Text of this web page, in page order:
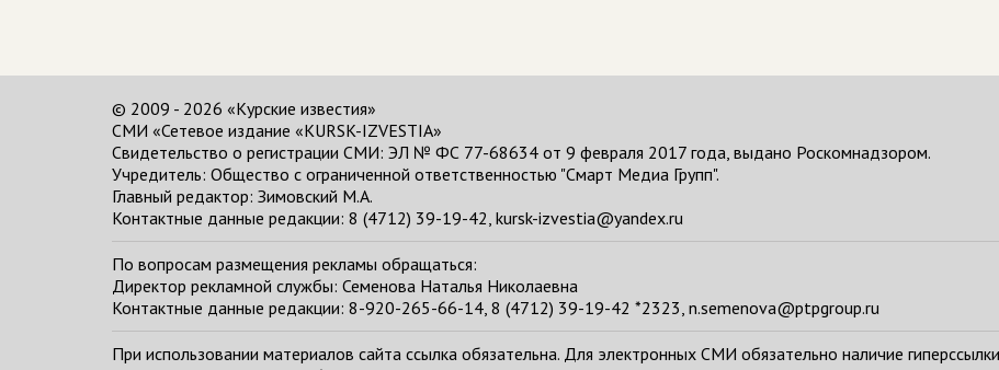
© 2009 - 2026 «Курские известия»
СМИ «Сетевое издание «KURSK-IZVESTIA»
Свидетельство о регистрации СМИ: ЭЛ № ФС 77-68634 от 9 февраля 2017 года, выдано Роскомнадзором.
Учредитель: Общество с ограниченной ответственностью "Смарт Медиа Групп".
Главный редактор: Зимовский М.А.
Контактные данные редакции: 8 (4712) 39-19-42, kursk-izvestia@yandex.ru
По вопросам размещения рекламы обращаться:
Директор рекламной службы: Семенова Наталья Николаевна
Контактные данные редакции: 8-920-265-66-14, 8 (4712) 39-19-42 *2323, n.semenova@ptpgroup.ru
При использовании материалов сайта ссылка обязательна. Для электронных СМИ обязательно наличие